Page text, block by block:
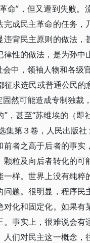
命”，但又遭到失败
成民主革命的任务
背民主原则的做法
性的做法，是为孙
中，领袖人物和各级
征求选民或普通公民
然可能造成专制独裁
，甚至“苏维埃的（
集第３卷，人民出版
者之高于后者的事
粒及向后者转化的
样。世界上没有纯
题。很明显，程序
化和固定化。如果
事实上，很难说会
们对民主这一概念